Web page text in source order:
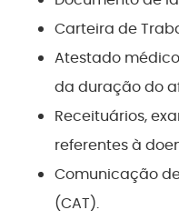
Carteira de
Atestado
da duração do
Receituários,
referentes à
Comunicação
(CAT).